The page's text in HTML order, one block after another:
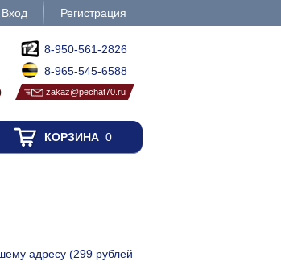
Вход Регистрация
8-950-561-2826
8-965-545-6588
zakaz@pechat70.ru
КОРЗИНА0
адресу (299 рублей